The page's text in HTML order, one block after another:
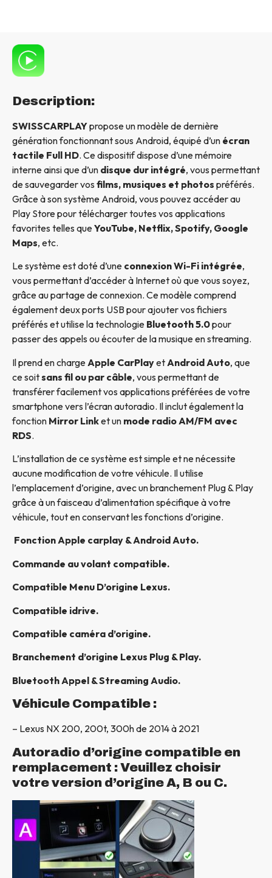
Description:
SWISSCARPLAYpropose un modèle de dernière
génération fonctionnant sous Android, équipé d’un écran
tactile Full HD. Ce dispositif dispose d’une mémoire
interne ainsi que d’un disque dur intégré, vous permettant
de sauvegarder vos films, musiques et photos préférés.
Grâce à son système Android, vous pouvez accéder au
Play Store pour télécharger toutes vos applications
favorites telles queYouTube, Netflix, Spotify, Google
Maps, etc.
Le système est doté d’une connexion Wi-Fi intégrée,
vous permettant d’accéder à Internet où que vous soyez,
grâce au partage de connexion. Ce modèle comprend
également deux ports USB pour ajouter vos fichiers
préférés et utilise la technologie Bluetooth 5.0pour
passer des appels ou écouter de la musique en streaming.
Il prend en charge Apple CarPlayet Android Auto, que
ce soitsans fil ou par câble, vous permettant de
transférer facilement vos applications préférées de votre
smartphone vers l’écran autoradio. Il inclut également la
fonction Mirror Linket un mode radio AM/FM avec
RDS.
L’installation de ce système est simple et ne nécessite
aucune modification de votre véhicule. Il utilise
l’emplacement d’origine, avec un branchement Plug & Play
grâce à un faisceau d’alimentation spécifique à votre
véhicule, tout en conservant les fonctions d’origine.
Fonction Apple carplay & Android Auto.
Commande au volant compatible.
Compatible Menu D’origine Lexus.
Compatible idrive.
Compatible caméra d’origine.
Branchement d’origine Lexus Plug & Play.
Bluetooth Appel & Streaming Audio.
Véhicule Compatible :
– Lexus NX 200, 200t, 300h de 2014 à 2021
Autoradio d’origine compatible en
remplacement : Veuillez choisir
votre version d’origine A, B ou C.